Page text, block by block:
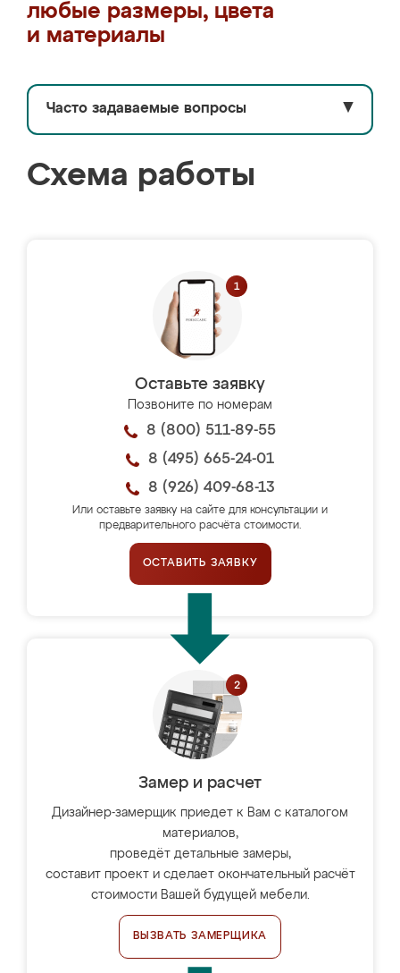
любые размеры, цвета
и материалы
Часто задаваемые вопросы ▼
Схема работы
Оставьте заявку
Позвоните по номерам
8 (800) 511-89-55
8 (495) 665-24-01
8 (926) 409-68-13
Или оставьте заявку на сайте для консультации и
предварительного расчёта стоимости.
ОСТАВИТЬ ЗАЯВКУ
Замер и расчет
Дизайнер-замерщик приедет к Вам с каталогом
материалов,
проведёт детальные замеры,
составит проект и сделает окончательный расчёт
стоимости Вашей будущей мебели.
ВЫЗВАТЬ ЗАМЕРЩИКА